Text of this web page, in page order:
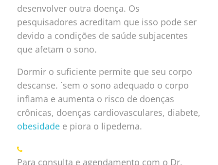
desenvolver outra doença. Os
pesquisadores acreditam que isso pode ser
devido a condições de saúde subjacentes
que afetam o sono.
Dormir o suficiente permite que seu corpo
descanse. `sem o sono adequado o corpo
inflama e aumenta o risco de doenças
crônicas, doenças cardiovasculares, diabete,
obesidade e piora o lipedema.
Para consulta e agendamento com o Dr.